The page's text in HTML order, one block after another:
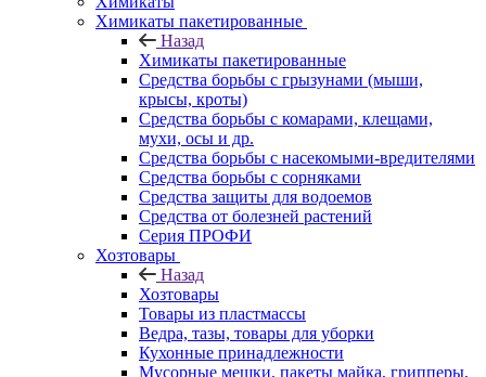
Химикаты пакетированные
Назад
Химикаты пакетированные
Средства борьбы с грызунами (мыши,
крысы, кроты)
Средства борьбы с комарами, клещами,
мухи, осы и др.
Средства борьбы с насекомыми-вредителями
Средства борьбы с сорняками
Средства защиты для водоемов
Средства от болезней растений
Серия ПРОФИ
Хозтовары
Назад
Хозтовары
Товары из пластмассы
Ведра, тазы, товары для уборки
Кухонные принадлежности
Мусорные мешки, пакеты майка, грипперы,